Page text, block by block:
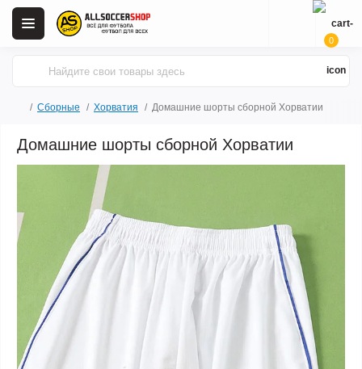
0
Сборные Хорватия Домашние шорты сборной Хорватии
Домашние шорты сборной Хорватии